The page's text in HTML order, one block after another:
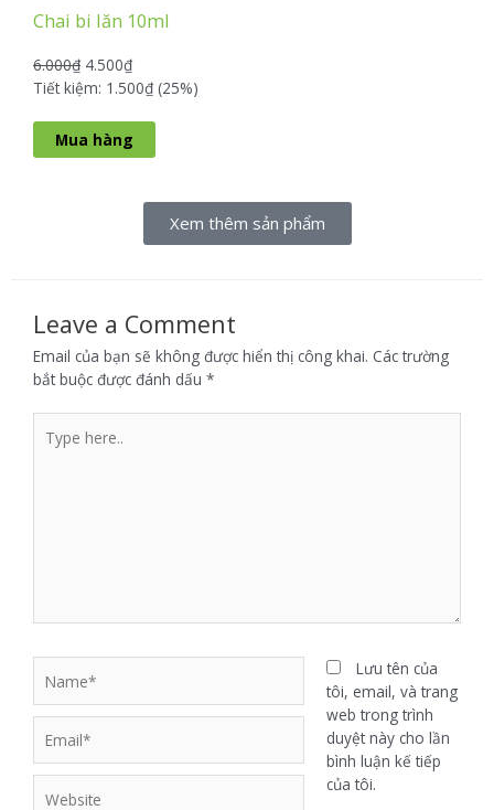
Chai bi lăn 10ml
6.000₫ 4.500₫
Tiết kiệm: 1.500₫ (25%)
Mua hàng
Xem thêm sản phẩm
Leave a Comment
Email của bạn sẽ không được hiển thị công khai. Các trường
bắt buộc được đánh dấu *
Lưu tên của
tôi, email, và trang
web trong trình
duyệt này cho lần
bình luận kế tiếp
của tôi.